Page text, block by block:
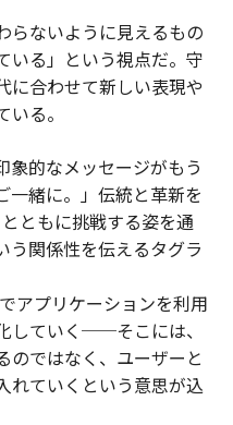
らないように見えるもの
いる」という視点だ。守
に合わせて新しい表現や
る。
象的なメッセージがもう
一緒に。」伝統と革新を
ともに挑戦する姿を通
う関係性を伝えるタグラ
アプリケーションを利用
していく──そこには、
のではなく、ユーザーと
れていくという意思が込